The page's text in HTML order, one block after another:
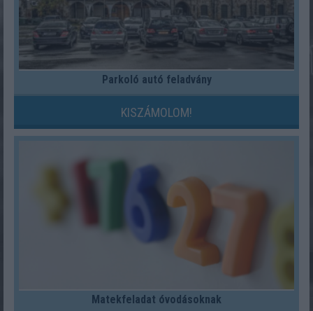
Parkoló autó feladvány
KISZÁMOLOM!
Matekfeladat óvodásoknak